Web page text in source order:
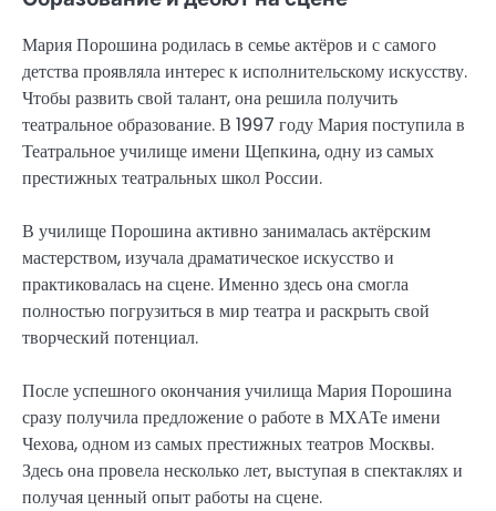
Мария Порошина родилась в семье актёров и с самого
детства проявляла интерес к исполнительскому искусству.
Чтобы развить свой талант, она решила получить
театральное образование. В 1997 году Мария поступила в
Театральное училище имени Щепкина, одну из самых
престижных театральных школ России.
В училище Порошина активно занималась актёрским
мастерством, изучала драматическое искусство и
практиковалась на сцене. Именно здесь она смогла
полностью погрузиться в мир театра и раскрыть свой
творческий потенциал.
После успешного окончания училища Мария Порошина
сразу получила предложение о работе в МХАТе имени
Чехова, одном из самых престижных театров Москвы.
Здесь она провела несколько лет, выступая в спектаклях и
получая ценный опыт работы на сцене.